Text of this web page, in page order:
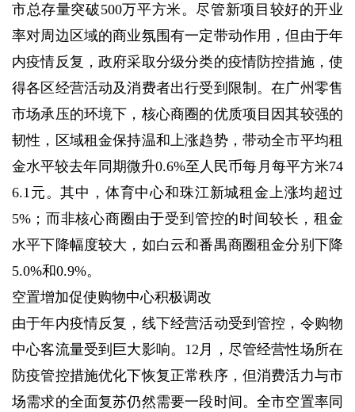
市总存量突破500万平方米。尽管新项目较好的开业
率对周边区域的商业氛围有一定带动作用，但由于年
内疫情反复，政府采取分级分类的疫情防控措施，使
得各区经营活动及消费者出行受到限制。在广州零售
市场承压的环境下，核心商圈的优质项目因其较强的
韧性，区域租金保持温和上涨趋势，带动全市平均租
金水平较去年同期微升0.6%至人民币每月每平方米74
6.1元。其中，体育中心和珠江新城租金上涨均超过
5%；而非核心商圈由于受到管控的时间较长，租金
水平下降幅度较大，如白云和番禺商圈租金分别下降
5.0%和0.9%。
空置增加促使购物中心积极调改
由于年内疫情反复，线下经营活动受到管控，令购物
中心客流量受到巨大影响。12月，尽管经营性场所在
防疫管控措施优化下恢复正常秩序，但消费活力与市
场需求的全面复苏仍然需要一段时间。全市空置率同